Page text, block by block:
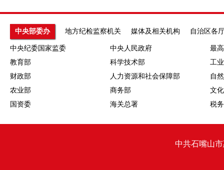
中央部委办 地方纪检监察机关 媒体及相关机构 自治区各
中央纪委国家监委 中央人民政府
最
教育部
科学技术部
工
财政部
人力资源和社会保障部
自
农业部
商务部
文
国资委
海关总署 税
中共石嘴山